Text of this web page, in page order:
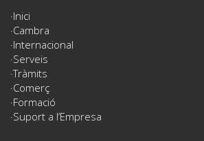
Inici
Cambra
Internacional
Serveis
Tràmits
Comerç
Formació
Suport a l’Empresa